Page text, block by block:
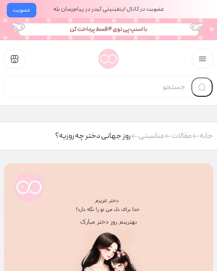
عضویت عضویت در کانال اینفینیتی کیدز در پیام‌رسان بله
خانه مقالات مناسبتی روز جهانی دختر چه روزیه؟